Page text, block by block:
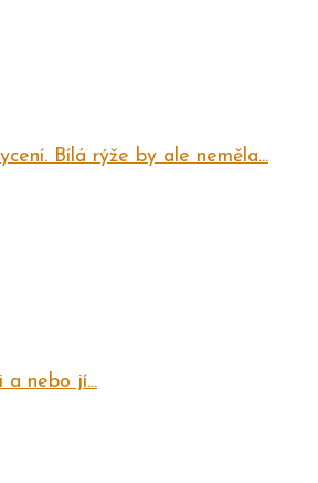
Bílá rýže by ale neměla...
a nebo jí...